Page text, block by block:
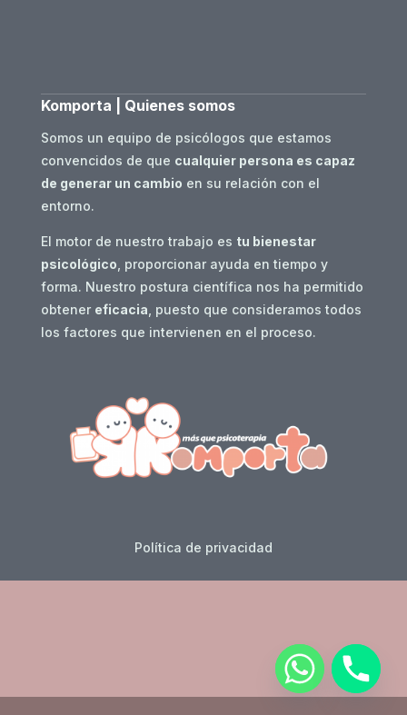
Komporta | Quienes somos
Somos un equipo de psicólogos que estamos
convencidos de que cualquier persona es capaz
de generar un cambio en su relación con el
entorno.
El motor de nuestro trabajo es tu bienestar
psicológico , proporcionar ayuda en tiempo y
forma. Nuestro postura científica nos ha permitido
obtener eficacia , puesto que consideramos todos
los factores que intervienen en el proceso.
Política de privacidad